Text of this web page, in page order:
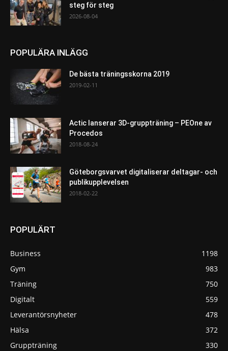
steg för steg
2026-08-04
POPULÄRA INLÄGG
De bästa träningsskorna 2019
2019-02-11
Actic lanserar 3D-gruppträning – PEOne av
Procedos
2018-08-24
Göteborgsvarvet digitaliserar deltagar- och
publikupplevelsen
2018-02-22
POPULÄRT
Business
1198
Gym
983
Träning
750
Digitalt
559
Leverantörsnyheter
478
Hälsa
372
Gruppträning
330